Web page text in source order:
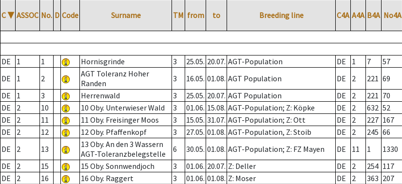
C ▼ ASSOC No. D Code Surname TM from to Breeding line C4A A4A B4A No4A
DE
1 1 Hornisgrinde 3 25.05. 20.07. AGT-Population DE 1 7 57
DE
1 2
AGT Toleranz Hoher
Randen
3 16.05. 01.08. AGT Population DE 2 221 69
DE
1 3 Herrenwald 3 25.05. 20.07. AGT Population DE 2 221 70
DE
2 10 10 Oby. Unterwieser Wald 3 01.06. 15.08. AGT-Population; Z: Köpke DE 2 632 52
DE
2 11 11 Oby. Freisinger Moos 3 15.05. 31.07. AGT-Population; Z: Ott DE 2 227 167
DE
2 12 12 Oby. Pfaffenkopf 3 27.05. 01.08. AGT-Population, Z: Stoib DE 2 245 66
DE
2 13
13 Oby. An den 3 Wassern
AGT-Toleranzbelegstelle
6 30.05. 01.08. AGT-Population; Z: FZ Mayen DE 11 1 1330
DE
2 15 15 Oby. Sonnwendjoch 3 01.06. 20.07. Z: Deller DE 2 254 117
DE
2 16 16 Oby. Raggert 3 01.06. 01.08. Z: Moser DE 2 363 207